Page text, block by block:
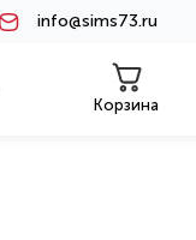
info@sims73.ru
Корзина